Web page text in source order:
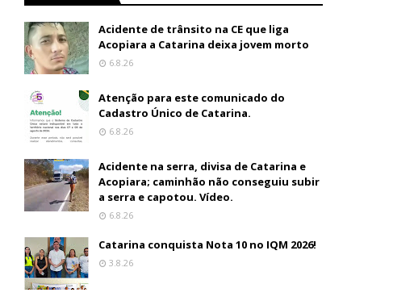
Acidente de trânsito na CE que liga
Acopiara a Catarina deixa jovem morto
6.8.26
Atenção para este comunicado do
Cadastro Único de Catarina.
6.8.26
Acidente na serra, divisa de Catarina e
Acopiara; caminhão não conseguiu subir
a serra e capotou. Vídeo.
6.8.26
Catarina conquista Nota 10 no IQM 2026!
3.8.26